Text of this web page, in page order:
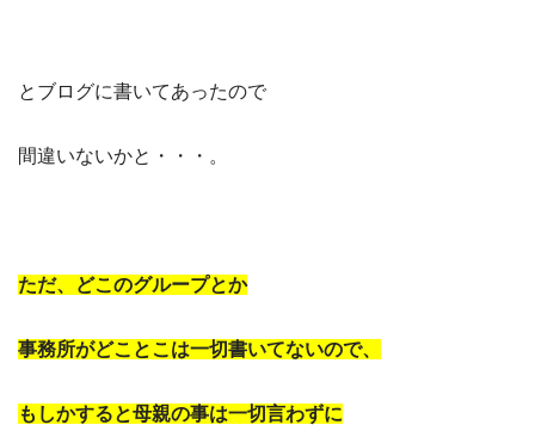
とブログに書いてあったので
間違いないかと・・・。
ただ、どこのグループとか
事務所がどことこは一切書いてないので、
もしかすると母親の事は一切言わずに